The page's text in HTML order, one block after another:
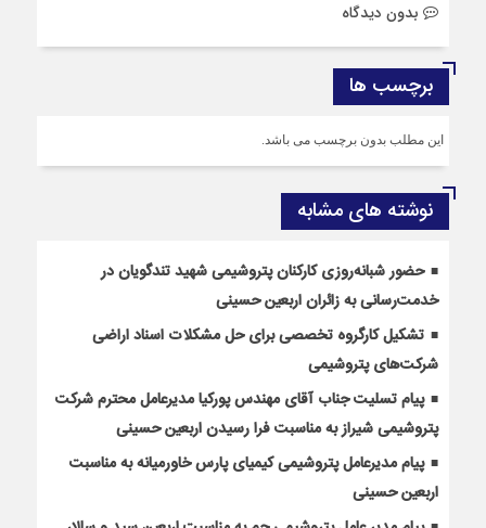
بدون دیدگاه
برچسب ها
این مطلب بدون برچسب می باشد.
نوشته های مشابه
حضور شبانه‌روزی کارکنان پتروشیمی شهید تندگویان در
خدمت‌رسانی به زائران اربعین حسینی
تشکیل کارگروه تخصصی برای حل مشکلات اسناد اراضی
شرکت‌های پتروشیمی
پیام تسلیت جناب آقای مهندس پوركیا مدیرعامل محترم شركت
پتروشیمی شیراز به مناسبت فرا رسیدن اربعین حسینی
پیام مدیرعامل پتروشیمی کیمیای پارس خاورمیانه به مناسبت
اربعین حسینی